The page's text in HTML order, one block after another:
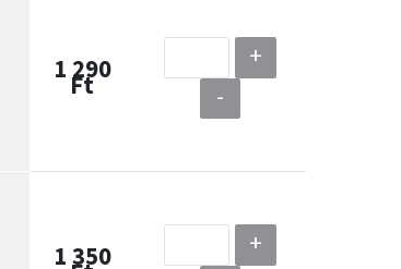
1 290
Ft
+
-
1 350
+